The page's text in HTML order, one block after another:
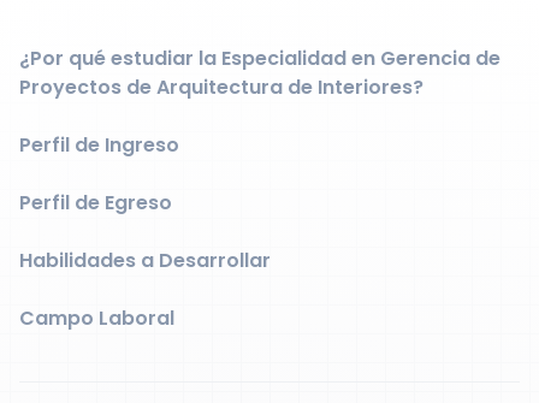
¿Por qué estudiar la Especialidad en Gerencia de
Proyectos de Arquitectura de Interiores?
Perfil de Ingreso
Perfil de Egreso
Habilidades a Desarrollar
Campo Laboral